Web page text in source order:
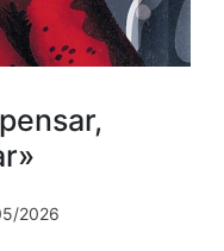
2026